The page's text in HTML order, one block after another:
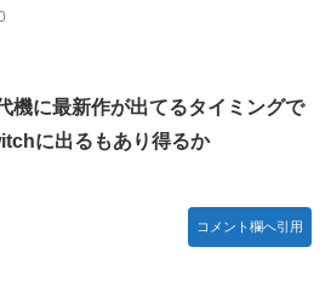
機に最新作が出てるタイミングで
に出るもあり得るか
コメント欄へ引用